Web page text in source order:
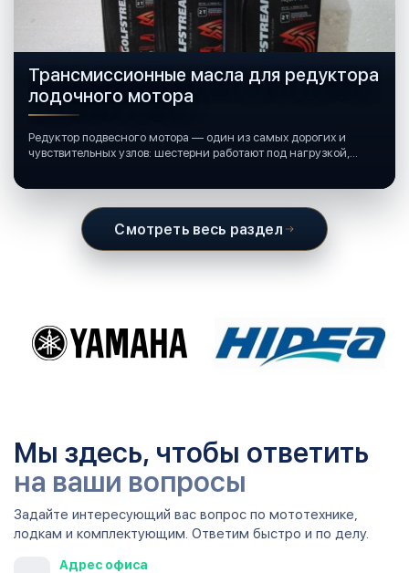
Трансмиссионные масла для редуктора
лодочного мотора
Редуктор подвесного мотора — один из самых дорогих и
чувствительных узлов: шестерни работают под нагрузкой,
Смотреть весь раздел
Мы здесь, чтобы ответить
на ваши вопросы
Задайте интересующий вас вопрос по мототехнике,
лодкам и комплектующим. Ответим быстро и по делу.
Адрес офиса